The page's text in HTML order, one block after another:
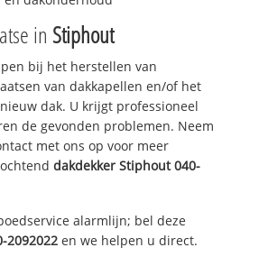
in Stiphout
bij het herstellen van
van dakkapellen en/of het
dak. U krijgt professioneel
de gevonden problemen. Neem
met ons op voor meer
dakdekkerStiphout040-
alarmlijn; bel deze
2092022 en we helpen u direct.